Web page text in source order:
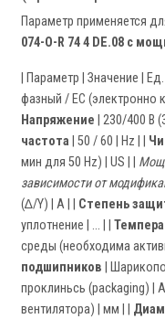
Параметр применяется
074-O-R 74 4 DE.08 с
| Параметр | Значение |
фазный / EC (электронно
Напряжение | 230/400 В
частота | 50 / 60 | Hz | |
мин для 50 Hz) | US | |
зависимости от
(∆/Y) | A | | Степень
уплотнение | ... | |
среды (необходима
подшипников |
проклиньсь (packaging) |
вентилятора) | мм | |